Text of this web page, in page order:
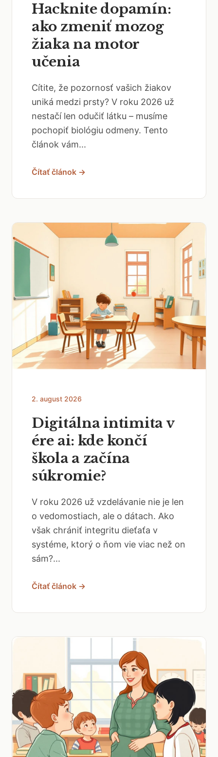
Hacknite dopamín:
ako zmeniť mozog
žiaka na motor
učenia
Cítite, že pozornosť vašich žiakov
uniká medzi prsty? V roku 2026 už
nestačí len odučiť látku – musíme
pochopiť biológiu odmeny. Tento
článok vám...
Čítať článok →
2. august 2026
Digitálna intimita v
ére ai: kde končí
škola a začína
súkromie?
V roku 2026 už vzdelávanie nie je len
o vedomostiach, ale o dátach. Ako
však chrániť integritu dieťaťa v
systéme, ktorý o ňom vie viac než on
sám?...
Čítať článok →